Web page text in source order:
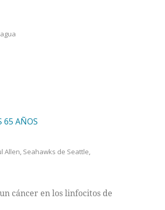
65 AÑOS
Allen, Seahawks de Seattle,
cáncer en los linfocitos de